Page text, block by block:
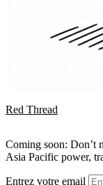
Red Thread
Coming soon: Don’t
Asia Pacific power,
Entrez votre email